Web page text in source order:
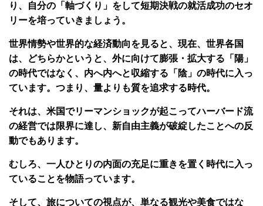
り、自分の「軸づくり」をして短期決戦の就活成功のセオ
リーを培っていきましょう。
世界情勢や世界的な経済動向を見ると、現在、世界各国
は、どちらかというと、外に向けて膨張・拡大する「陽」
の時代ではなく、内へ内へと収縮する「陰」の時代に入っ
ています。つまり、量よりも質を追求する時代。
それは、米国でリーマンショックが起こってハーバード流
の経営では限界に達し、新自由主義が破綻したことへの反
動でもあります。
むしろ、一人ひとりの内面の充足に重きを置く時代に入っ
ていることを物語っています。
そして、旅についての視点が、単なる観光や美食ではな